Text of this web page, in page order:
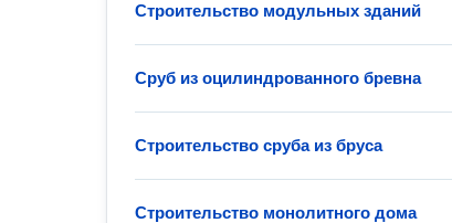
Строительство модульных зданий
Сруб из оцилиндрованного бревна
Строительство сруба из бруса
Строительство монолитного дома